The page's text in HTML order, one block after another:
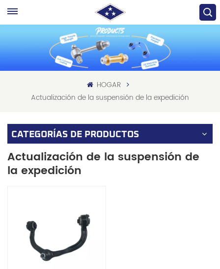
HOGAR
Actualización de la suspensión de la expedición
CATEGORÍAS DE PRODUCTOS
Actualización de la suspensión de
la expedición